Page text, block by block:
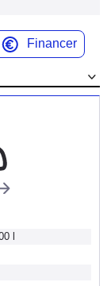
Financer
l